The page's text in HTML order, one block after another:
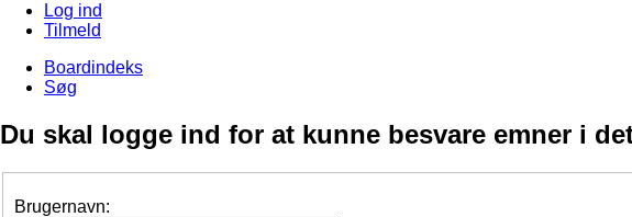
Log ind
Tilmeld
Boardindeks
Søg
Du skal logge ind for at kunne besvare emner i
Brugernavn: